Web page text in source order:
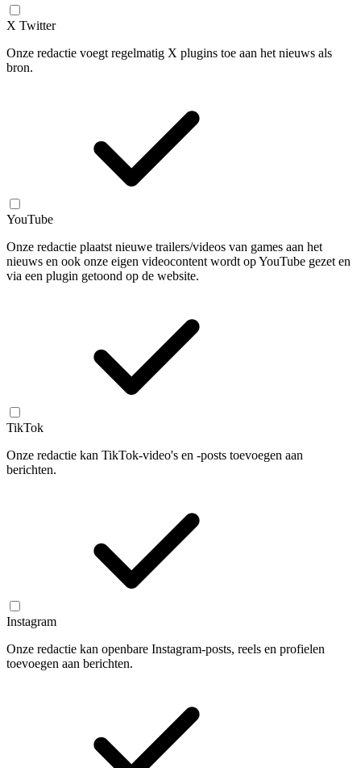
X Twitter
Onze redactie voegt regelmatig X plugins toe aan het nieuws als
bron.
YouTube
Onze redactie plaatst nieuwe trailers/videos van games aan het
nieuws en ook onze eigen videocontent wordt op YouTube gezet en
via een plugin getoond op de website.
TikTok
Onze redactie kan TikTok-video's en -posts toevoegen aan
berichten.
Instagram
Onze redactie kan openbare Instagram-posts, reels en profielen
toevoegen aan berichten.